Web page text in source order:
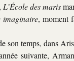
L’École des maris
imaginaire, moment
son temps, dans
suivante,